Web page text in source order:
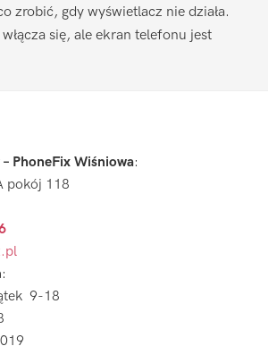
zrobić, gdy wyświetlacz nie działa.
się, ale ekran telefonu jest
PhoneFix Wiśniowa:
pokój 118
9-18